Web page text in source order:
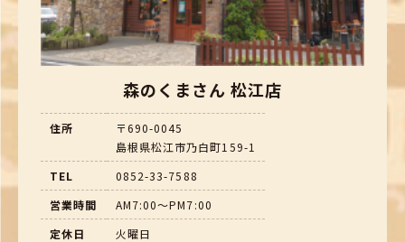
森のくまさん 松江店
住所
〒690-0045
島根県松江市乃白町159-1
TEL
0852-33-7588
営業時間
AM7:00～PM7:00
定休日
火曜日